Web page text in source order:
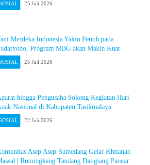
25 Juli 2026
Merdeka Indonesia Yakin Penuh pada
Program MBG akan Makin Kuat
25 Juli 2026
hingga Pengusaha Sokong Kegiatan Hari
Nasional di Kabupaten Tasikmalaya
22 Juli 2026
Asep Asep Sumedang Gelar Khitanan
| Rumingkang Tandang Dangiang Pancar